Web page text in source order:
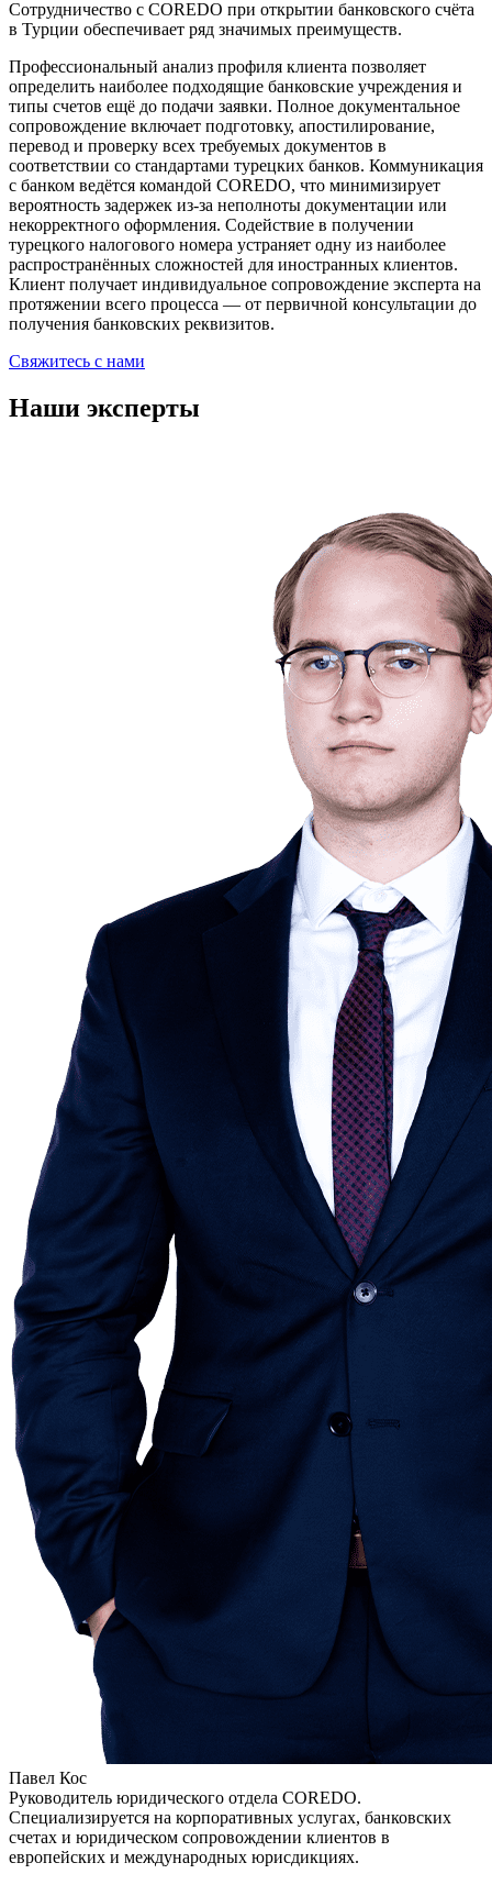
Сотрудничество с COREDO при открытии банковского счёта
в Турции обеспечивает ряд значимых преимуществ.
Профессиональный анализ профиля клиента позволяет
определить наиболее подходящие банковские учреждения и
типы счетов ещё до подачи заявки. Полное документальное
сопровождение включает подготовку, апостилирование,
перевод и проверку всех требуемых документов в
соответствии со стандартами турецких банков. Коммуникация
с банком ведётся командой COREDO, что минимизирует
вероятность задержек из-за неполноты документации или
некорректного оформления. Содействие в получении
турецкого налогового номера устраняет одну из наиболее
распространённых сложностей для иностранных клиентов.
Клиент получает индивидуальное сопровождение эксперта на
протяжении всего процесса — от первичной консультации до
получения банковских реквизитов.
Свяжитесь с нами
Наши эксперты
Павел Кос
Руководитель юридического отдела COREDO.
Специализируется на корпоративных услугах, банковских
счетах и юридическом сопровождении клиентов в
европейских и международных юрисдикциях.